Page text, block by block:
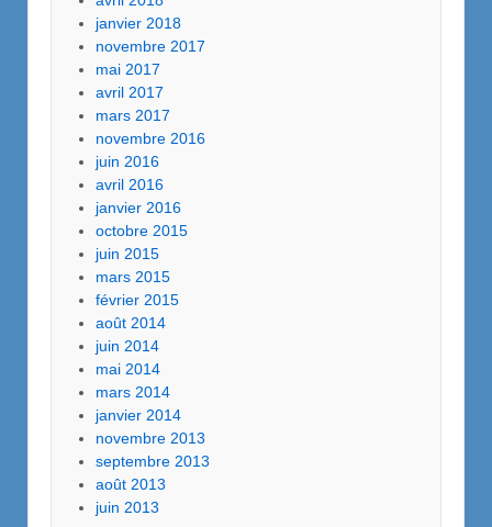
janvier 2018
novembre 2017
mai 2017
avril 2017
mars 2017
novembre 2016
juin 2016
avril 2016
janvier 2016
octobre 2015
juin 2015
mars 2015
février 2015
août 2014
juin 2014
mai 2014
mars 2014
janvier 2014
novembre 2013
septembre 2013
août 2013
juin 2013